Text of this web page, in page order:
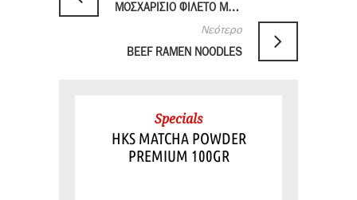
ΜΟΣΧΑΡΙΣΙΟ ΦΙΛΕΤΟ ΜΕ ΓΛΥΚΙΑ ΣΑΛΤΣΑ ΣΟΓΙΑΣ
Νεότερο
BEEF RAMEN NOODLES
Specials
HKS MATCHA POWDER
PREMIUM 100GR